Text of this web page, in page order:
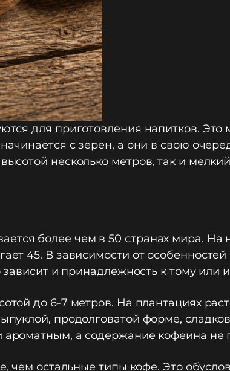
для приготовления напитков.
с зерен, а они в свою
несколько метров, так и мелкий
более чем в 50 странах мира. На
45. В зависимости от
и принадлежность к тому или
до 6-7 метров. На плантациях
продолговатой форме,
а содержание кофеина не
чем остальные типы кофе. Это